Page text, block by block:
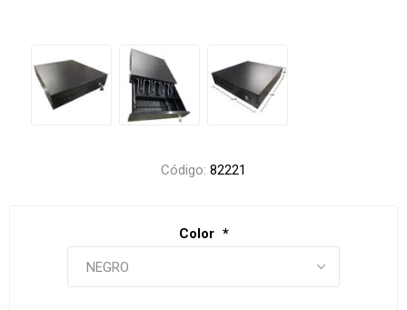
Código: 82221
Color *